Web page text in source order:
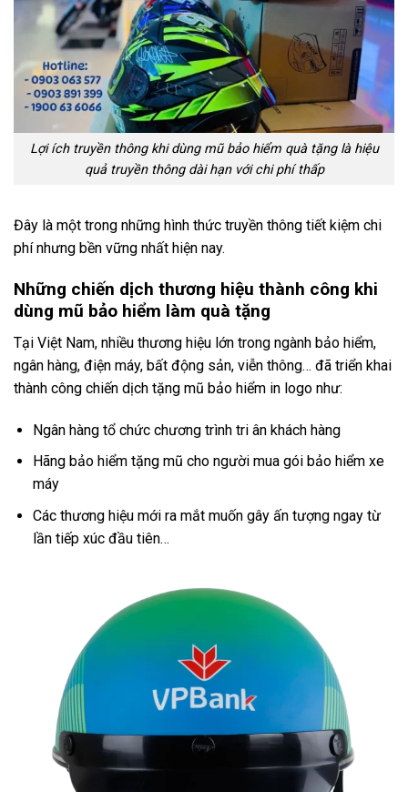
Lợi ích truyền thông khi dùng mũ bảo hiểm quà tặng là hiệu
quả truyền thông dài hạn với chi phí thấp
Đây là một trong những hình thức truyền thông tiết kiệm chi
phí nhưng bền vững nhất hiện nay.
Những chiến dịch thương hiệu thành công khi
dùng mũ bảo hiểm làm quà tặng
Tại Việt Nam, nhiều thương hiệu lớn trong ngành bảo hiểm,
ngân hàng, điện máy, bất động sản, viễn thông… đã triển khai
thành công chiến dịch tặng mũ bảo hiểm in logo như:
Ngân hàng tổ chức chương trình tri ân khách hàng
Hãng bảo hiểm tặng mũ cho người mua gói bảo hiểm xe
máy
Các thương hiệu mới ra mắt muốn gây ấn tượng ngay từ
lần tiếp xúc đầu tiên…